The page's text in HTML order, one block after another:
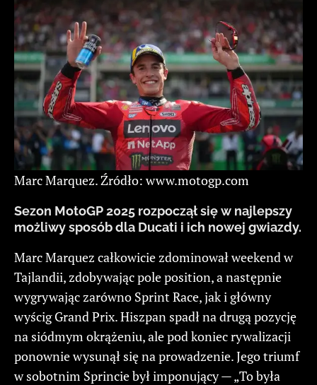
Marc Marquez. Źródło: www.motogp.com
Sezon MotoGP 2025 rozpoczął się w najlepszy
możliwy sposób dla Ducati i ich nowej gwiazdy.
Marc Marquez całkowicie zdominował weekend w
Tajlandii, zdobywając pole position, a następnie
wygrywając zarówno Sprint Race, jak i główny
wyścig Grand Prix. Hiszpan spadł na drugą pozycję
na siódmym okrążeniu, ale pod koniec rywalizacji
ponownie wysunął się na prowadzenie. Jego triumf
w sobotnim Sprincie był imponujący — „To była